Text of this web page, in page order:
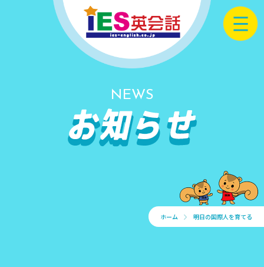
ホーム 明日の国際人を育てる
NEWS